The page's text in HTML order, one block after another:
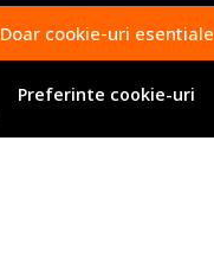
Doar cookie-uri esentiale
Preferinte cookie-uri